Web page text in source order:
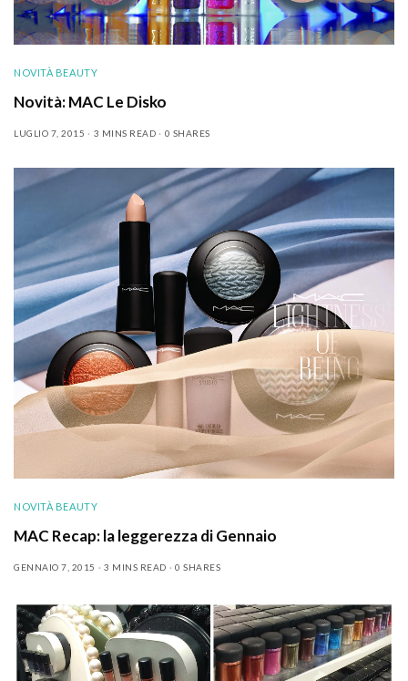
NOVITÀ BEAUTY
Novità: MAC Le Disko
LUGLIO 7, 2015 3 MINS READ 0 SHARES
NOVITÀ BEAUTY
MAC Recap: la leggerezza di Gennaio
GENNAIO 7, 2015 3 MINS READ 0 SHARES